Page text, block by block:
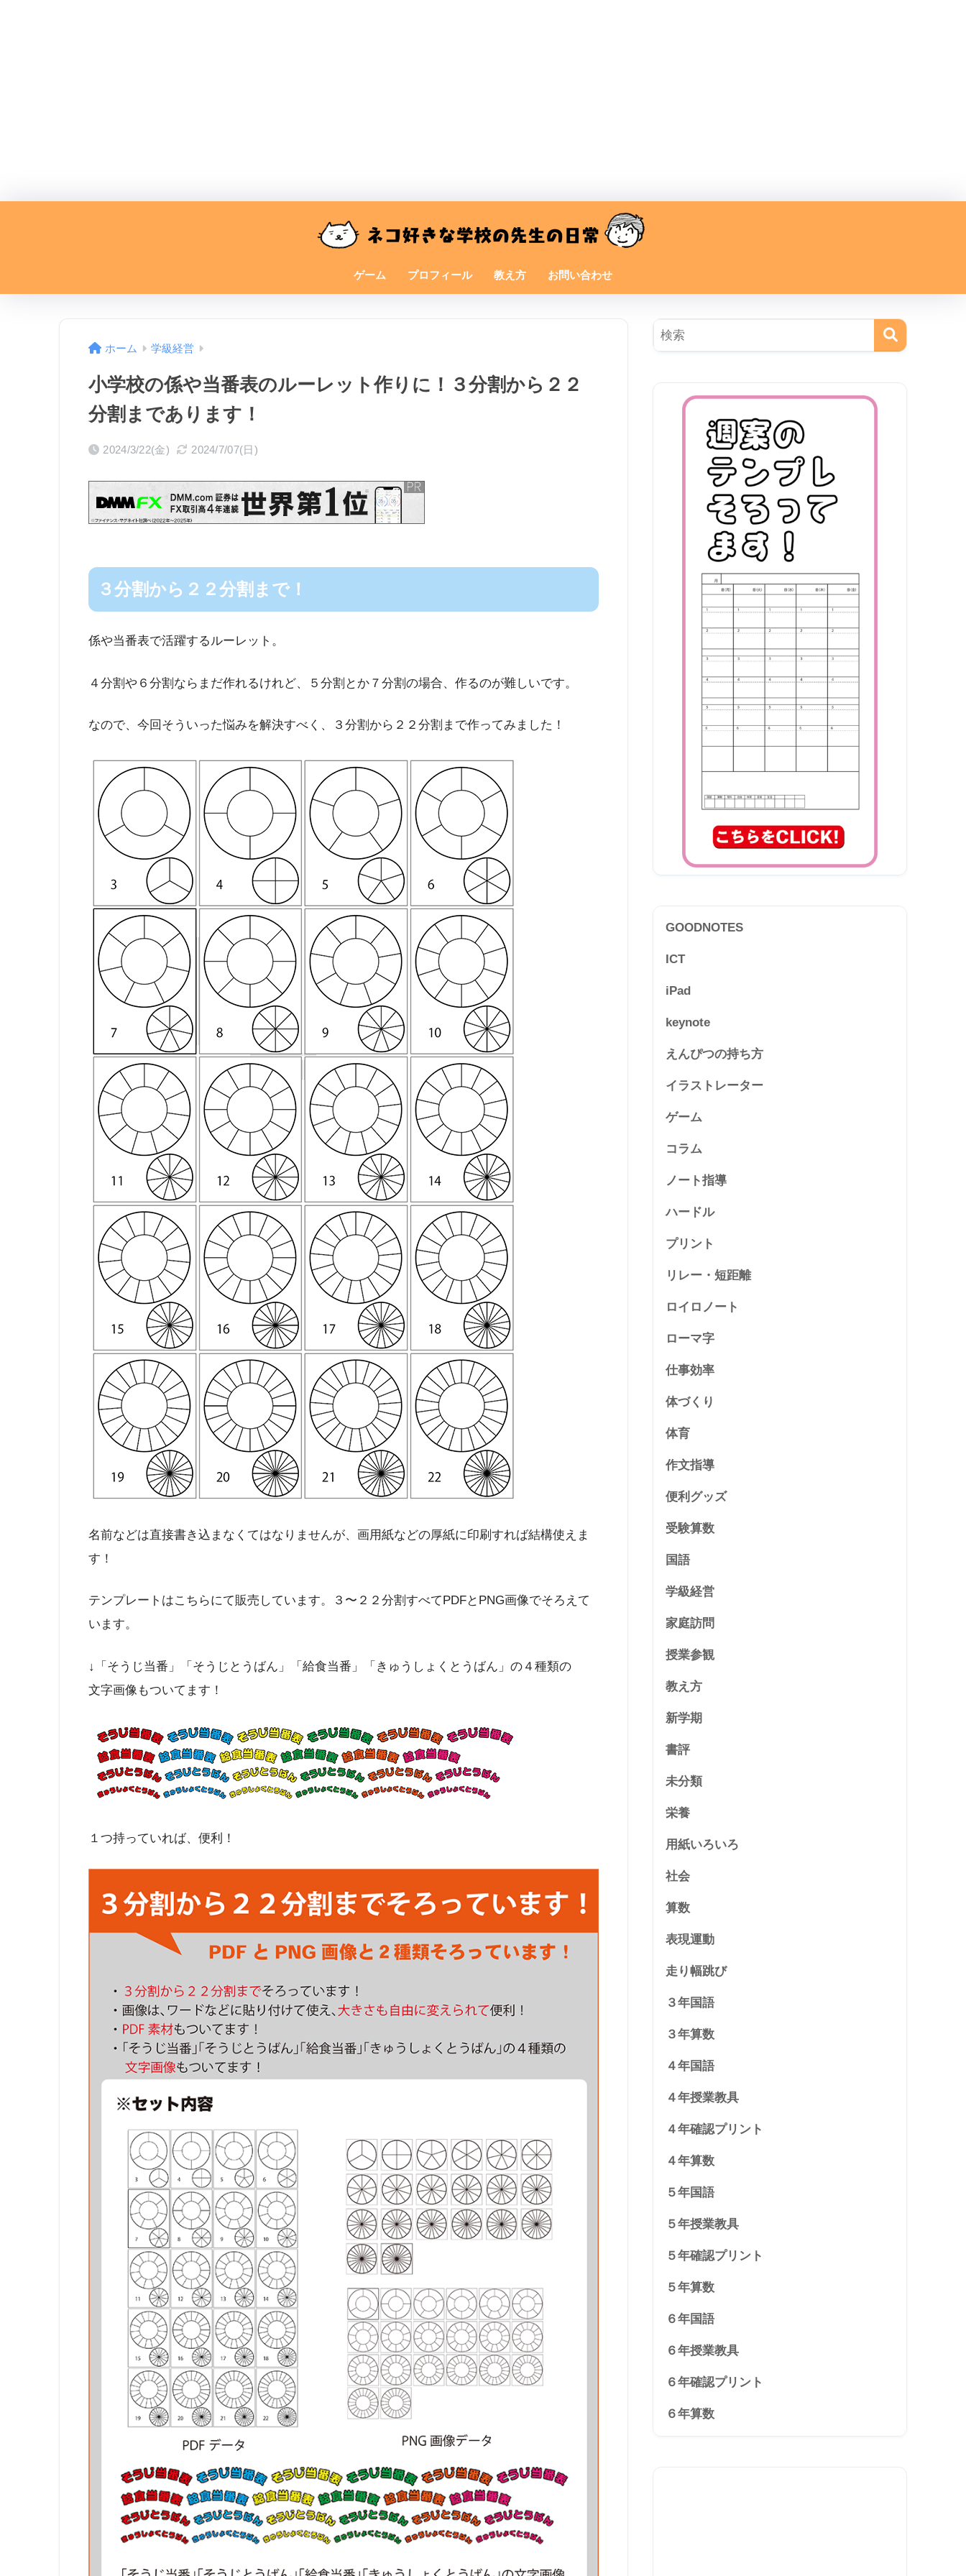
ゲーム プロフィール 教え方 お問い合わせ
ホーム 学級経営
小学校の係や当番表のルーレット作りに！３分割から２２
分割まであります！
2024/3/22(金) 2024/7/07(日)
３分割から２２分割まで！
係や当番表で活躍するルーレット。
４分割や６分割ならまだ作れるけれど、５分割とか７分割の場合、作るのが難しいです。
なので、今回そういった悩みを解決すべく、３分割から２２分割まで作ってみました！
名前などは直接書き込まなくてはなりませんが、画用紙などの厚紙に印刷すれば結構使えま
す！
テンプレートはこちらにて販売しています。３〜２２分割すべてPDFとPNG画像でそろえて
います。
↓「そうじ当番」「そうじとうばん」「給食当番」「きゅうしょくとうばん」の４種類の
文字画像もついてます！
１つ持っていれば、便利！
GOODNOTES
ICT
iPad
keynote
えんぴつの持ち方
イラストレーター
ゲーム
コラム
ノート指導
ハードル
プリント
リレー・短距離
ロイロノート
ローマ字
仕事効率
体づくり
体育
作文指導
便利グッズ
受験算数
国語
学級経営
家庭訪問
授業参観
教え方
新学期
書評
未分類
栄養
用紙いろいろ
社会
算数
表現運動
走り幅跳び
３年国語
３年算数
４年国語
４年授業教具
４年確認プリント
４年算数
５年国語
５年授業教具
５年確認プリント
５年算数
６年国語
６年授業教具
６年確認プリント
６年算数